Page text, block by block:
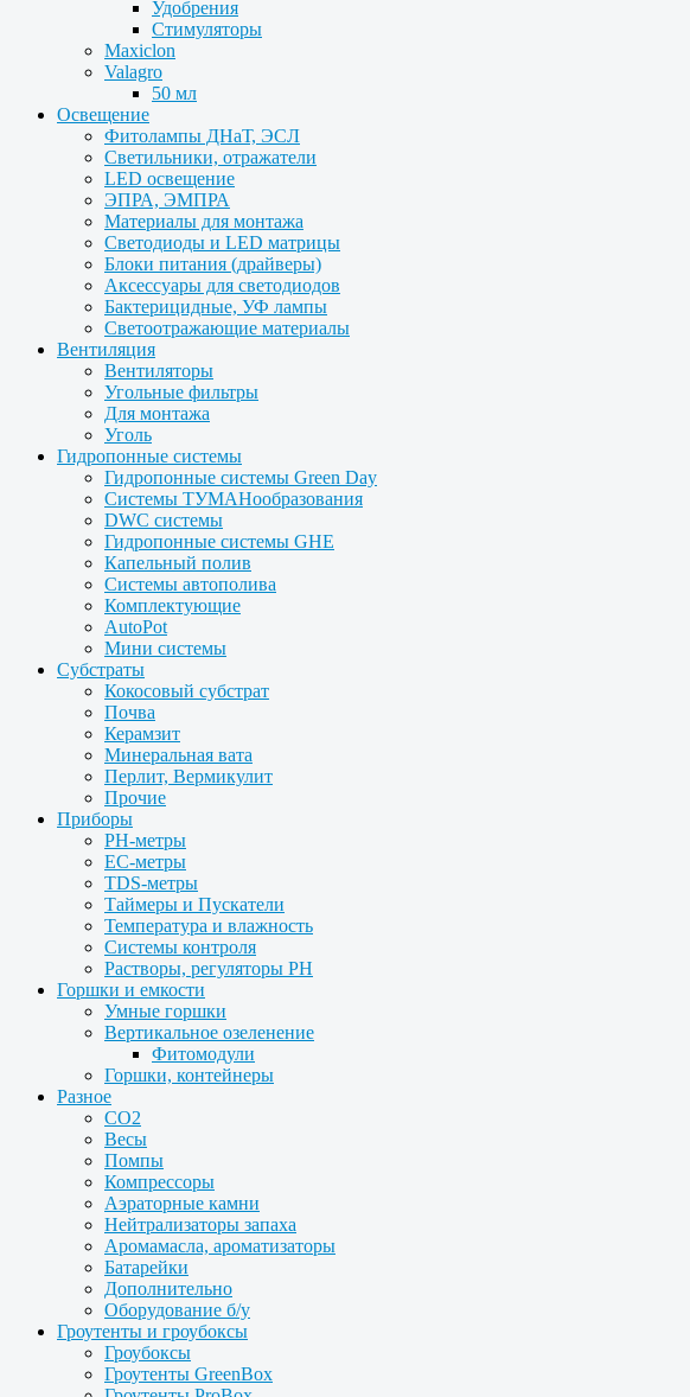
Удобрения
Стимуляторы
Maxiclon
Valagro
50 мл
Освещение
Фитолампы ДНаТ, ЭСЛ
Светильники, отражатели
LED освещение
ЭПРА, ЭМПРА
Материалы для монтажа
Светодиоды и LED матрицы
Блоки питания (драйверы)
Аксессуары для светодиодов
Бактерицидные, УФ лампы
Светоотражающие материалы
Вентиляция
Вентиляторы
Угольные фильтры
Для монтажа
Уголь
Гидропонные системы
Гидропонные системы Green Day
Системы ТУМАНообразования
DWC системы
Гидропонные системы GHE
Капельный полив
Системы автополива
Комплектующие
AutoPot
Мини системы
Субстраты
Кокосовый субстрат
Почва
Керамзит
Минеральная вата
Перлит, Вермикулит
Прочие
Приборы
PH-метры
EC-метры
TDS-метры
Таймеры и Пускатели
Температура и влажность
Системы контроля
Растворы, регуляторы PH
Горшки и емкости
Умные горшки
Вертикальное озеленение
Фитомодули
Горшки, контейнеры
Разное
CO2
Весы
Помпы
Компрессоры
Аэраторные камни
Нейтрализаторы запаха
Аромамасла, ароматизаторы
Батарейки
Дополнительно
Оборудование б/у
Гроутенты и гроубоксы
Гроубоксы
Гроутенты GreenBox